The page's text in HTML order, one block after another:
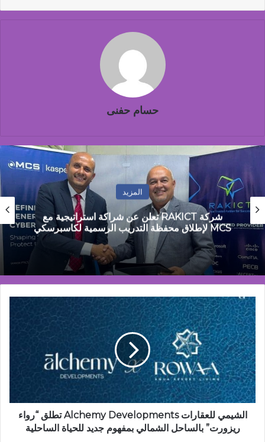
حسام حفنى
المزيد
مصطفى جمال: مصر تمر بمرحلة التحول من
الاستقرار المالي إلى مرحلة النمو القائم على الانتاج
الشيمي
للعقارات
Alchemy
Developments
تطلق
“رواء
ريزورت”
بالساحل
الشمالي
بمفهوم
الشيمي للعقارات Alchemy Developments تطلق “رواء
ريزورت” بالساحل الشمالي بمفهوم جديد للحياة الساحلية